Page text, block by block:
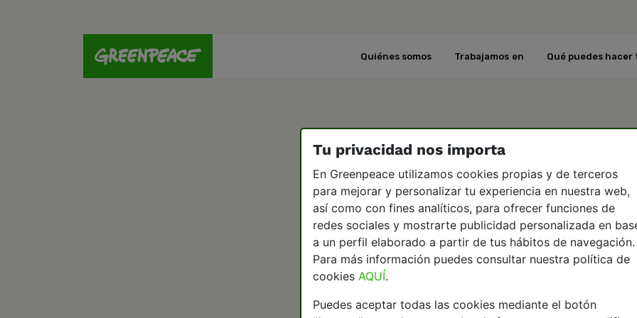
Quiénes somos Trabajamos en Qué puedes hacer
Tu privacidad nos importa
En Greenpeace utilizamos cookies propias y de terceros
para mejorar y personalizar tu experiencia en nuestra web,
así como con fines analíticos, para ofrecer funciones de
redes sociales y mostrarte publicidad personalizada en
a un perfil elaborado a partir de tus hábitos de navegación.
Para más información puedes consultar nuestra política de
cookies AQUÍ.
Puedes aceptar todas las cookies mediante el botón